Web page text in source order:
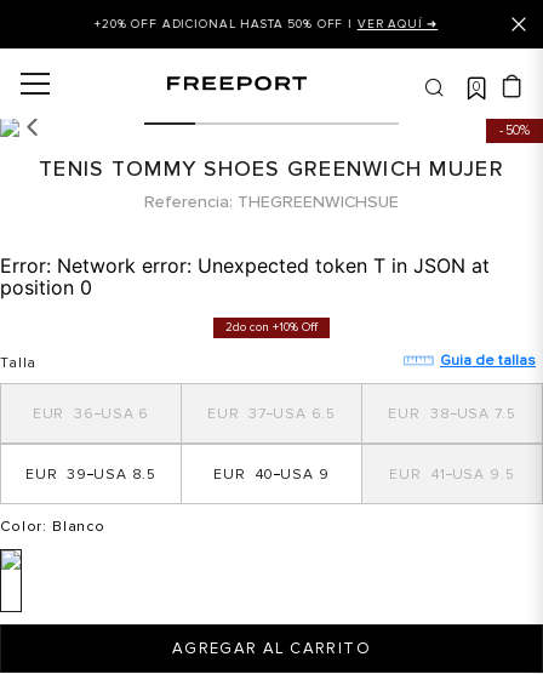
+20% OFF ADICIONAL HASTA 50% OFF | VER AQUÍ ➜
0
50%
TENIS TOMMY SHOES GREENWICH MUJER
Referencia THEGREENWICHSUE
Error: Network error: Unexpected token T in JSON at
position 0
2do con +10% Off
Talla Guia de tallas
6
36 6.5
37 7.5
38
8.5
39 9
40 9.5
41
Color: Blanco
AGREGAR AL CARRITO
balance 327
tommy hilfiger
balance 574
mujer